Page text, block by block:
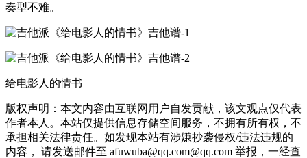
奏型不难。
给电影人的情书
版权声明：本文内容由互联网用户自发贡献，该文观点仅代表
作者本人。本站仅提供信息存储空间服务，不拥有所有权，不
承担相关法律责任。如发现本站有涉嫌抄袭侵权/违法违规的
内容， 请发送邮件至 afuwuba@qq.com@qq.com 举报，一经查